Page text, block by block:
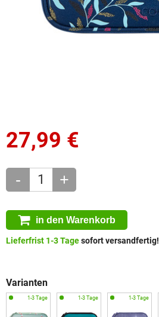
27,99 €
- +
in den Warenkorb
Lieferfrist 1-3 Tagesofort versandfertig!
Varianten